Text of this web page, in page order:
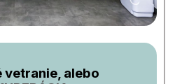
vetranie, alebo